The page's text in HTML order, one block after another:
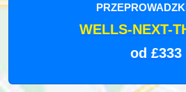
WELLS-NEXT-
od £333